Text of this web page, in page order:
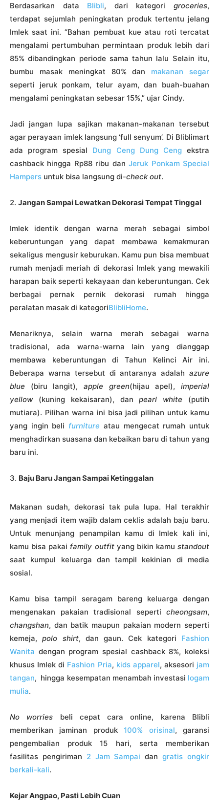
Berdasarkan data Blibli, dari kategorigroceries,
terdapat sejumlah peningkatan produk tertentu jelang
Imlek saat ini. “Bahan pembuat kue atau roti tercatat
mengalami pertumbuhan permintaan produk lebih dari
85% dibandingkan periode sama tahun lalu Selain itu,
bumbu masak meningkat 80% dan makanan segar
seperti jeruk ponkam, telur ayam, dan buah-buahan
mengalami peningkatan sebesar 15%,” ujar Cindy.
Jadi jangan lupa sajikan makanan-makanan tersebut
agar perayaan imlek langsung ‘full senyum’. Di Bliblimart
ada program spesial Dung Ceng Dung Cengekstra
cashback hingga Rp88 ribu dan Jeruk Ponkam Special
Hampers untuk bisa langsung di-check out.
2. Jangan Sampai Lewatkan Dekorasi Tempat Tinggal
Imlek identik dengan warna merah sebagai simbol
keberuntungan yang dapat membawa kemakmuran
sekaligus mengusir keburukan. Kamu pun bisa membuat
rumah menjadi meriah di dekorasi Imlek yang mewakili
harapan baik seperti kekayaan dan keberuntungan. Cek
berbagai pernak pernik dekorasi rumah hingga
peralatan masak di kategoriBlibliHome.
Menariknya, selain warna merah sebagai warna
tradisional, ada warna-warna lain yang dianggap
membawa keberuntungan di Tahun Kelinci Air ini.
Beberapa warna tersebut di antaranya adalah azure
blue (biru langit), apple green(hijau apel),imperial
yellow(kuning kekaisaran), danpearl white (putih
mutiara). Pilihan warna ini bisa jadi pilihan untuk kamu
yang ingin beli furniture atau mengecat rumah untuk
menghadirkan suasana dan kebaikan baru di tahun yang
baru ini.
3. Baju Baru Jangan Sampai Ketinggalan
Makanan sudah, dekorasi tak pula lupa. Hal terakhir
yang menjadi item wajib dalam ceklis adalah baju baru.
Untuk menunjang penampilan kamu di Imlek kali ini,
kamu bisa pakai family outfityang bikin kamu standout
saat kumpul keluarga dan tampil kekinian di media
sosial.
Kamu bisa tampil seragam bareng keluarga dengan
mengenakan pakaian tradisional seperti cheongsam,
changshan, dan batik maupun pakaian modern seperti
kemeja,polo shirt, dan gaun. Cek kategori Fashion
Wanita dengan program spesial cashback 8%, koleksi
khusus Imlek di Fashion Pria, kids apparel, aksesori jam
tangan, hingga kesempatan menambah investasi logam
mulia.
No worries beli cepat cara online, karena Blibli
memberikan jaminan produk100% orisinal, garansi
pengembalian produk 15 hari, serta memberikan
fasilitas pengiriman 2 Jam Sampai dan gratis ongkir
berkali-kali.
Kejar Angpao, Pasti Lebih Cuan